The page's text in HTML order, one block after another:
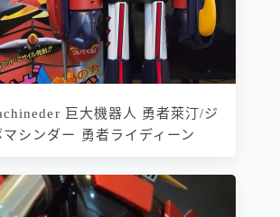
巨大機器人 勇者萊汀/ジ
マシンダー 勇者ライディーン